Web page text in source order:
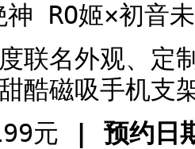
神 RO姬×初音
联名外观、定
酷磁吸手机支
元 | 预约日